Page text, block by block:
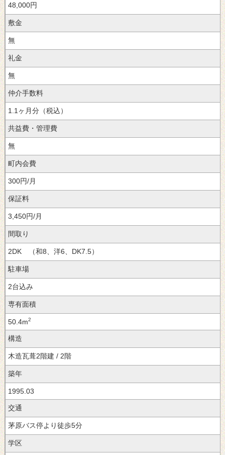
48,000円
敷金
無
礼金
無
仲介手数料
1.1ヶ月分（税込）
共益費・管理費
無
町内会費
300円/月
保証料
3,450円/月
間取り
2DK （和8、洋6、DK7.5）
駐車場
2台込み
専有面積
50.4m2
構造
木造瓦葺2階建 / 2階
築年
1995.03
交通
茅原バス停より徒歩5分
学区